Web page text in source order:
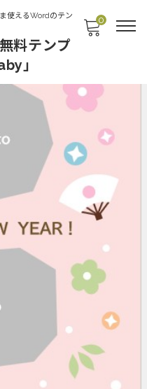
使えるWordのテン
料テンプ
」
0